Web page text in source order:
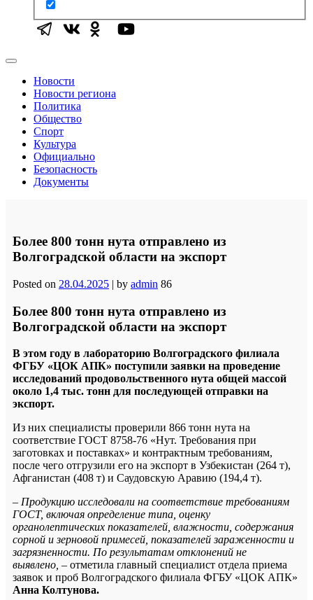
Новости
Новости региона
Политика
Общество
Спорт
Культура
Официально
Безопасность
Документы
Более 800 тонн нута отправлено из
Волгоградской области на экспорт
Posted on 28.04.2025 | by admin 86
Более 800 тонн нута отправлено из
Волгоградской области на экспорт
В этом году в лабораторию Волгоградского филиала
ФГБУ «ЦОК АПК» поступили заявки на проведение
исследований продовольственного нута общей массой
около 1,4 тыс. тонн для последующей отправки на
экспорт.
Из них специалисты проверили 866 тонн нута на
соответствие ГОСТ 8758-76 «Нут. Требования при
заготовках и поставках» и контрактным требованиям,
после чего отгрузили его на экспорт в Узбекистан (264 т),
Афганистан (408 т) и Саудовскую Аравию (194,4 т).
– Продукцию исследовали на соответствие требованиям
ГОСТ, включая определение типа, оценку
органолептических показателей, влажности, содержания
сорной и зерновой примесей, показателей зараженности и
загрязненности. По результатам отклонений не
выявлено, – отметила главный специалист отдела приема
заявок и проб Волгоградского филиала ФГБУ «ЦОК АПК»
Анна Колтунова.